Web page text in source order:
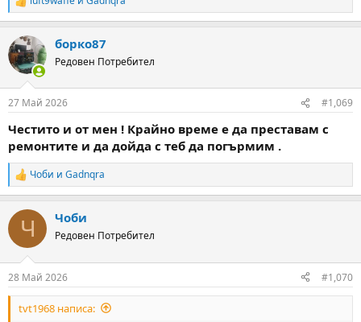
R
e
c
t
i
s
борко87
Редовен Потребител
27 Май 2026 #1,069
Честито и от мен ! Крайно време е да преставам с
ремонтите и да дойда с теб да погърмим .
R
e
c
i
s
:
Чоби и Gadnqra
Ч Чоби
Редовен Потребител
28 Май 2026 #1,070
tvt1968 написа: